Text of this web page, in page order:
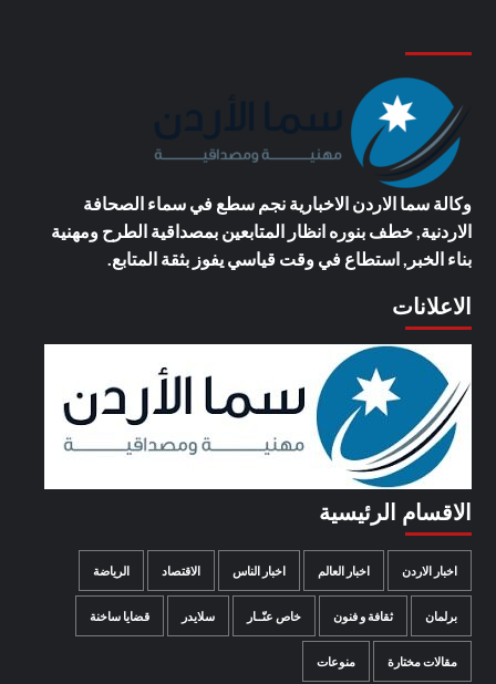
وكالة سما الاردن الاخباريةنجم سطع في سماء الصحافة
الاردنية, خطف بنوره انظار المتابعين بمصداقية الطرح ومهنية
بناء الخبر, استطاع في وقت قياسي يفوز بثقة المتابع.
الاعلانات
الاقسام الرئيسية
اخبار الاردن اخبار العالم اخبار الناس الاقتصاد الرياضة
برلمان ثقافة و فنون خاص عنّــار سلايدر قضايا ساخنة
مقالات مختارة منوعات